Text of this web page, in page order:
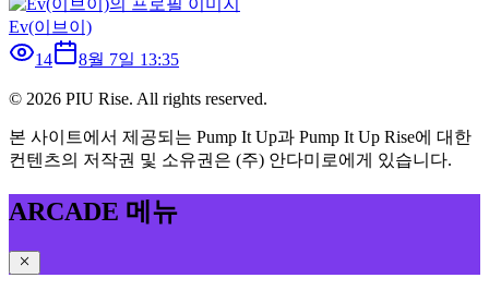
Ev(이브이)
14
8월 7일 13:35
© 2026 PIU Rise. All rights reserved.
본 사이트에서 제공되는 Pump It Up과 Pump It Up Rise에 대한
컨텐츠의 저작권 및 소유권은 (주) 안다미로에게 있습니다.
ARCADE 메뉴